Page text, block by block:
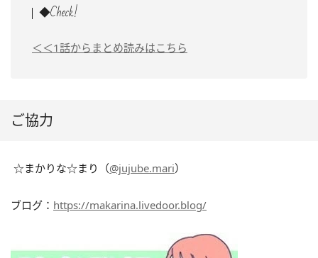
◆Check!
＜＜1話からまとめ読みはこちら
ご協力
☆まかりな☆まり（@jujube.mari）
ブログ： https://makarina.livedoor.blog/